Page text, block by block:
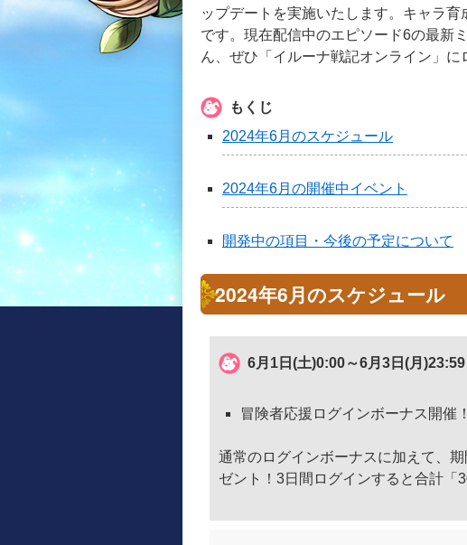
ップデートを実施いたします。キャラ
です。現在配信中のエピソード6の最新
ん、ぜひ「イルーナ戦記オンライン」に
もくじ
2024年6月のスケジュール
2024年6月の開催中イベント
開発中の項目・今後の予定について
2024年6月のスケジュール
6月1日(土)0:00～6月3日(月
冒険者応援ログインボーナス開催！
通常のログインボーナスに加えて、
ゼント！3日間ログインすると合計「